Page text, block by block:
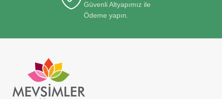
Güvenli Altyapımız ile
Ödeme yapın.